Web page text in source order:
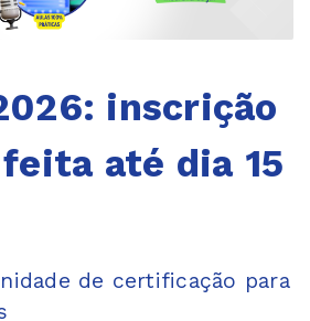
inscrição
até dia 15
de certificação para